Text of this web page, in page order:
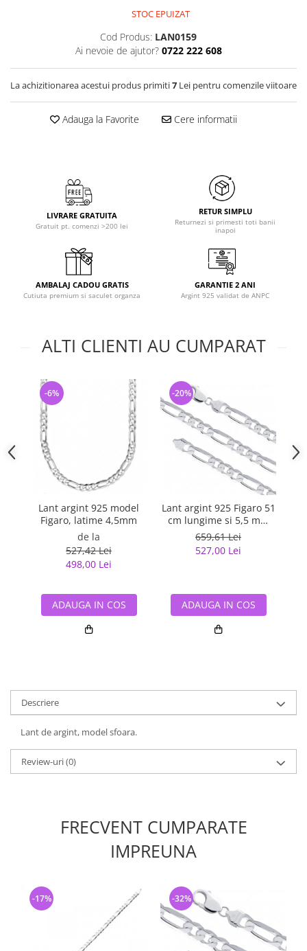
STOC EPUIZAT
Cod Produs: LAN0159
Ai nevoie de ajutor? 0722 222 608
La achizitionarea acestui produs primiti7 Lei pentru comenzile viitoare
Adauga la Favorite Cere informatii
LIVRARE GRATUITA
Gratuit pt. comenzi >200 lei
RETUR SIMPLU
Returnezi si primesti toti banii
inapoi
AMBALAJ CADOU GRATIS
Cutiuta premium si saculet organza
GARANTIE 2 ANI
Argint 925 validat de ANPC
ALTI CLIENTI AU CUMPARAT
Lant argint 925 model
Figaro, latime 4,5mm
de la
527,42 Lei
498,00 Lei
-6%
ADAUGA IN COS
Lant argint 925 Figaro 51
cm lungime si 5,5 mm
latime, Classical You
LSX0202
659,61 Lei
527,00 Lei
-20%
ADAUGA IN COS
Descriere
Lant de argint, model sfoara.
Review-uri(0)
FRECVENT CUMPARATE
IMPREUNA
-17% -32%